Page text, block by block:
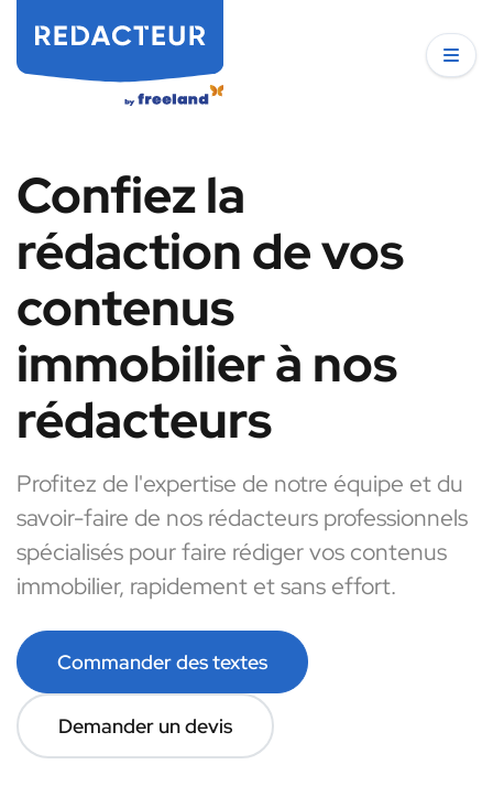
Confiez la
rédaction de vos
contenus
immobilier à nos
rédacteurs
Profitez de l'expertise de notre équipe et du
savoir-faire de nos rédacteurs professionnels
spécialisés pour faire rédiger vos contenus
immobilier, rapidement et sans effort.
Commander des textes
Demander un devis